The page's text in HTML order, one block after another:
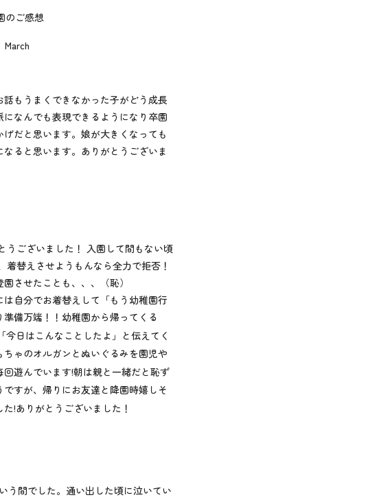
のご感想
March
もうまくできなかった子がどう成長
なんでも表現できるようになり卒園
だと思います。娘が大きくなっても
ると思います。ありがとうございま
ございました！ 入園して間もない頃
替えさせようもんなら全力で拒否！
させたことも、、、（恥）
自分でお着替えして「もう幼稚園行
備万端！！幼稚園から帰ってくる
今日はこんなことしたよ」と伝えてく
ゃのオルガンとぬいぐるみを園児や
回遊んでいます!朝は親と一緒だと恥ず
すが、帰りにお友達と降園時嬉しそ
た!ありがとうございました！
う間でした。通い出した頃に泣いてい